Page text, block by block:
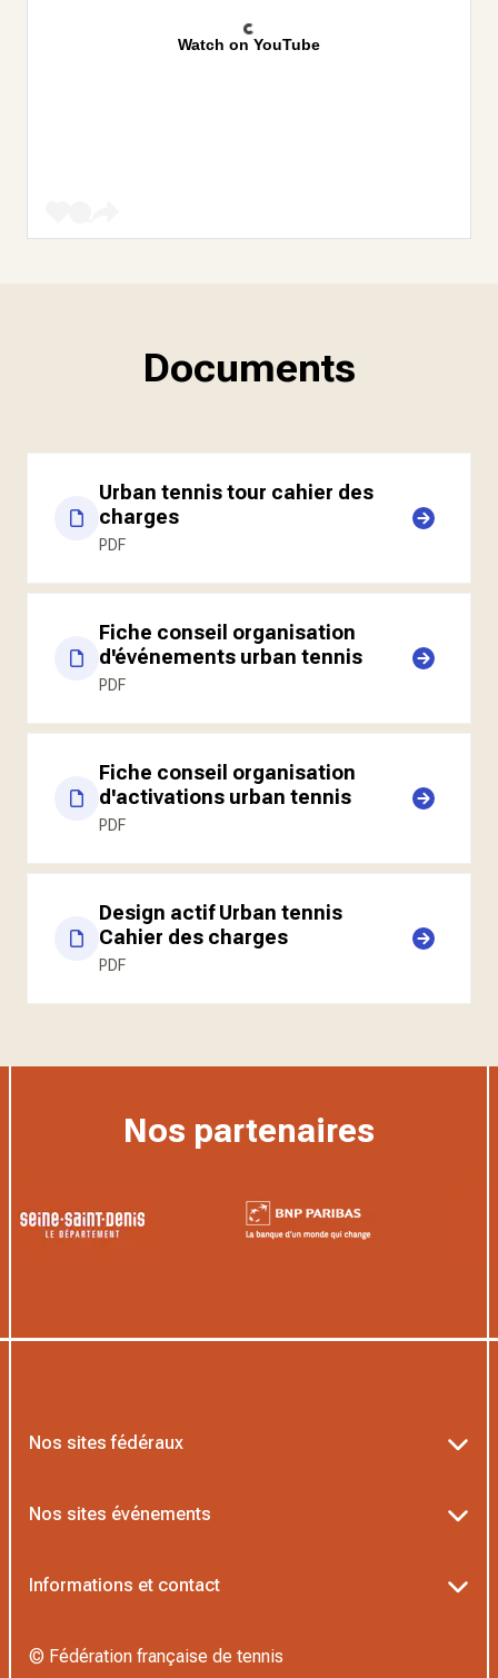
Watch on YouTube
Documents
Urban tennis tour cahier des
charges
PDF
Fiche conseil organisation
d'événements urban tennis
PDF
Fiche conseil organisation
d'activations urban tennis
PDF
Design actif Urban tennis
Cahier des charges
PDF
Nos partenaires
Nos sites fédéraux
Proshop FFT
Nos sites événements
Informations et contact
© Fédération française de tennis